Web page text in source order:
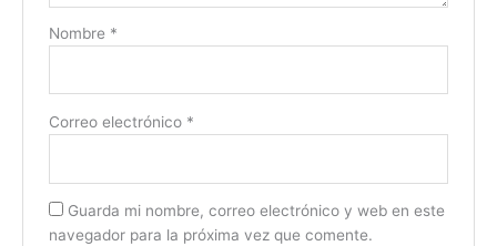
Nombre *
Correo electrónico *
Guarda mi nombre, correo electrónico y web en este
navegador para la próxima vez que comente.